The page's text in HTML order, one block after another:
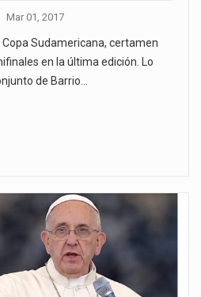
Mar 01, 2017
Sudamericana, certamen
en la última edición. Lo
de Barrio…